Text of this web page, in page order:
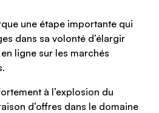
une étape importante qui
dans sa volonté d’élargir
ligne sur les marchés
à l’explosion du
d’offres dans le domaine